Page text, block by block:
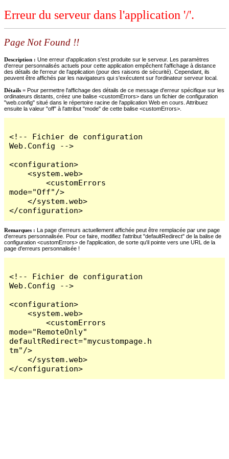
Erreur du serveur dans l'application '/'.
Page Not Found !!
Description : Une erreur d'application s'est produite sur le serveur. Les paramètres
d'erreur personnalisés actuels pour cette application empêchent l'affichage à distance
des détails de l'erreur de l'application (pour des raisons de sécurité). Cependant, ils
peuvent être affichés par les navigateurs qui s'exécutent sur l'ordinateur serveur local.
Détails = Pour permettre l'affichage des détails de ce message d'erreur spécifique sur les
ordinateurs distants, créez une balise <customErrors> dans un fichier de configuration
"web.config" situé dans le répertoire racine de l'application Web en cours. Attribuez
ensuite la valeur "off" à l'attribut "mode" de cette balise <customErrors>.
<!-- Fichier de configuration
Web.Config -->
<configuration>
    <system.web>
        <customErrors
mode="Off"/>
    </system.web>
</configuration>
Remarques : La page d'erreurs actuellement affichée peut être remplacée par une page
d'erreurs personnalisée. Pour ce faire, modifiez l'attribut "defaultRedirect" de la balise de
configuration <customErrors> de l'application, de sorte qu'il pointe vers une URL de la
page d'erreurs personnalisée !
<!-- Fichier de configuration
Web.Config -->
<configuration>
    <system.web>
        <customErrors
mode="RemoteOnly"
defaultRedirect="mycustompage.h
tm"/>
    </system.web>
</configuration>